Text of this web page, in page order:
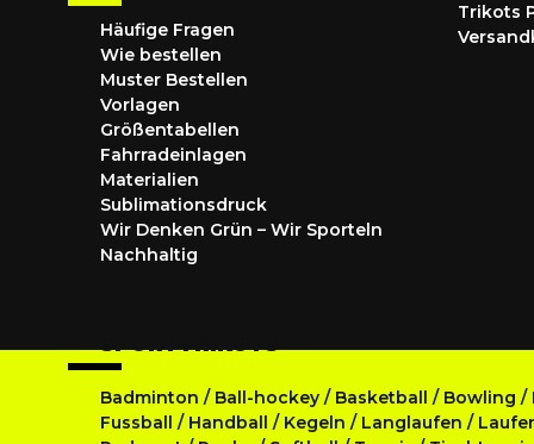
Häufige Fragen
Wie bestellen
Muster Bestellen
Vorlagen
Größentabellen
Fahrradeinlagen
Materialien
Sublimationsdruck
Wir Denken Grün – Wir Sporteln
Nachhaltig
Trikots
SPORTTRIKOTS
Badminton / Ball-hockey / Basketball / Bowling /
Fussball
/ Handball / Kegeln / Langlaufen /